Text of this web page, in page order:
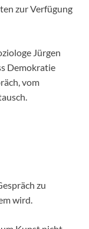
zur Verfügung
Jürgen
Demokratie
vom
zu
wird.